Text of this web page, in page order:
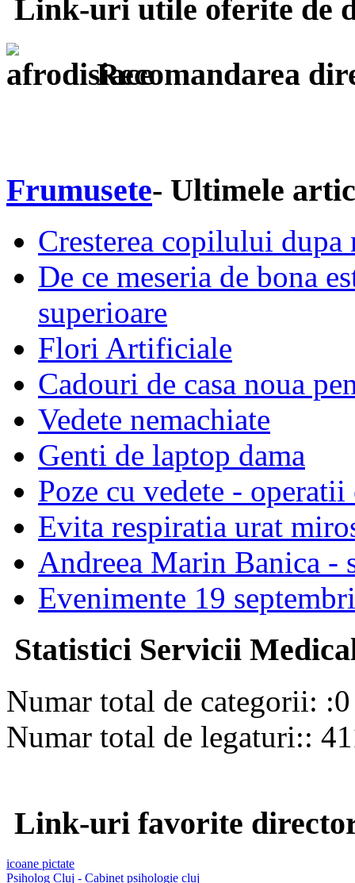
Link-uri utile oferite de
Recomandarea
Frumusete- Ultimele
Cresterea copilului dupa
De ce meseria de bona
superioare
Flori Artificiale
Cadouri de casa noua
Vedete nemachiate
Genti de laptop dama
Poze cu vedete - operatii
Evita respiratia urat
Andreea Marin Banica -
Evenimente 19
Statistici Servicii
Numar total de categorii: :0
Numar total de legaturi::
Link-uri favorite
icoane pictate
Psiholog Cluj - Cabinet psihologie cluj